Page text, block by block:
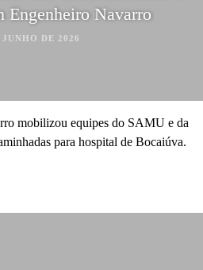
Engenheiro Navarro
JUNHO DE 2026
mobilizou equipes do SAMU e da
para hospital de Bocaiúva.